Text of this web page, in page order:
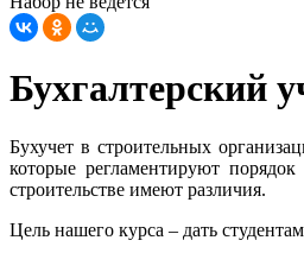
Бухгалтерский
Бухучет в строительных
которые регламентируют
строительстве имеют различия.
Цель нашего курса – дать